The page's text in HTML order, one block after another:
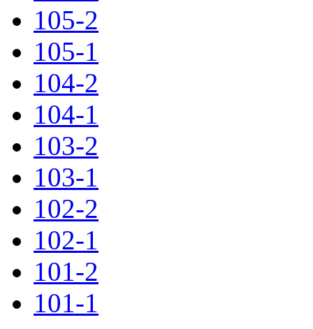
105-2
105-1
104-2
104-1
103-2
103-1
102-2
102-1
101-2
101-1